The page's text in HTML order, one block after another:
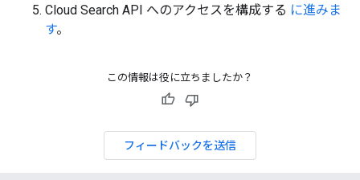
Cloud Search API へのアクセスを構成する に進みま
す。
この情報は役に立ちましたか？
フィードバックを送信